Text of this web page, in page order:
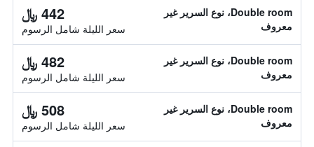
Double room، نوع السرير غير
معروف
442 ﷼
سعر الليلة شامل الرسوم
Double room، نوع السرير غير
معروف
482 ﷼
سعر الليلة شامل الرسوم
Double room، نوع السرير غير
معروف
508 ﷼
سعر الليلة شامل الرسوم